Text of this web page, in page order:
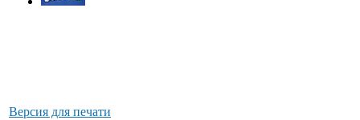
Версия для печати